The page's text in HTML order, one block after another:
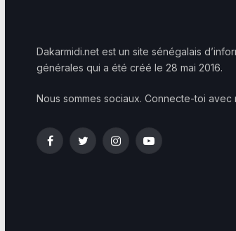
Dakarmidi.net est un site sénégalais
générales qui a été créé le 28 mai 2016.
Nous sommes sociaux. Connecte-toi avec
FacebookTwitterInstagramYouTube